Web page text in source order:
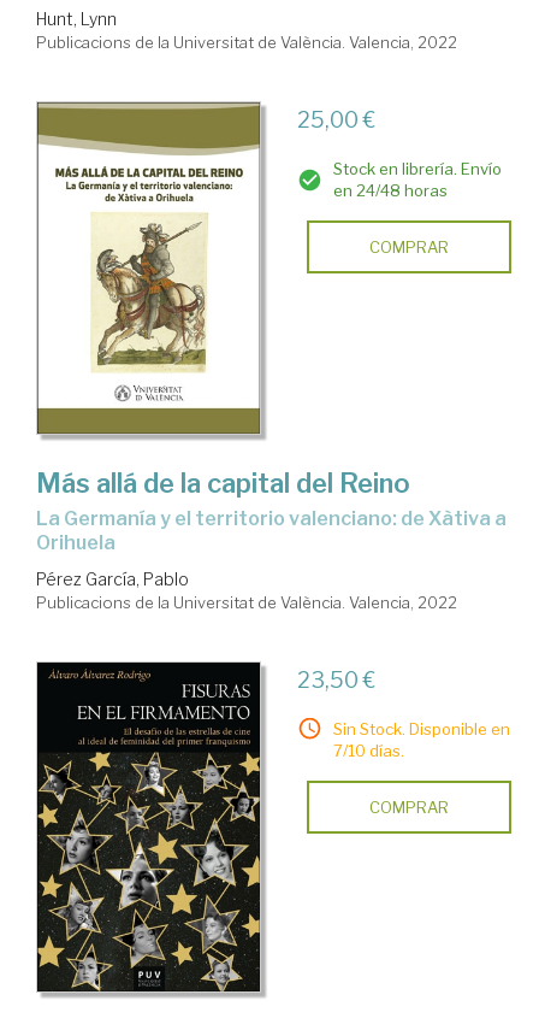
Hunt, Lynn
Publicacions de la Universitat de València. Valencia, 2022
25,00 €
Stock en librería. Envío
en 24/48 horas
COMPRAR
Más allá de la capital del Reino
la Germanía y el territorio valenciano: de Xàtiva a
Orihuela
Pérez García, Pablo
Publicacions de la Universitat de València. Valencia, 2022
23,50 €
Sin Stock. Disponible en
7/10 días.
COMPRAR